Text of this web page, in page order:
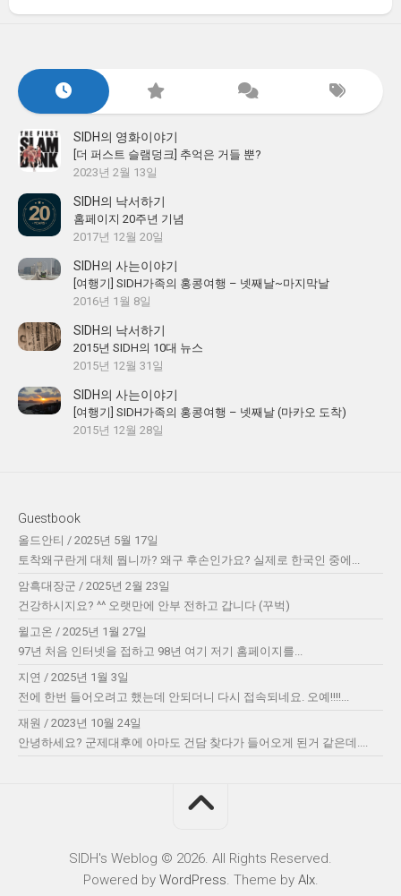
SIDH의 영화이야기
[더 퍼스트 슬램덩크] 추억은 거들 뿐?
2023년 2월 13일
SIDH의 낙서하기
홈페이지 20주년 기념
2017년 12월 20일
SIDH의 사는이야기
[여행기] SIDH가족의 홍콩여행 – 넷째날~마지막날
2016년 1월 8일
SIDH의 낙서하기
2015년 SIDH의 10대 뉴스
2015년 12월 31일
SIDH의 사는이야기
[여행기] SIDH가족의 홍콩여행 – 넷째날 (마카오 도착)
2015년 12월 28일
Guestbook
올드안티 / 2025년 5월 17일
토착왜구란게 대체 뭡니까? 왜구 후손인가요? 실제로 한국인 중에...
암흑대장군 / 2025년 2월 23일
건강하시지요? ^^ 오랫만에 안부 전하고 갑니다 (꾸벅)
윌고온 / 2025년 1월 27일
97년 처음 인터넷을 접하고 98년 여기 저기 홈페이지를...
지연 / 2025년 1월 3일
전에 한번 들어오려고 했는데 안되더니 다시 접속되네요. 오예!!!!...
재원 / 2023년 10월 24일
안녕하세요? 군제대후에 아마도 건담 찾다가 들어오게 된거 같은데....
SIDH′s Weblog © 2026. All Rights Reserved.
Powered by WordPress. Theme by Alx.